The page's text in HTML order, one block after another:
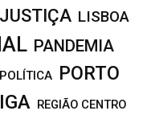
JUSTIÇA LISBOA
PANDEMIA
POLÍTICA PORTO
REGIÃO CENTRO